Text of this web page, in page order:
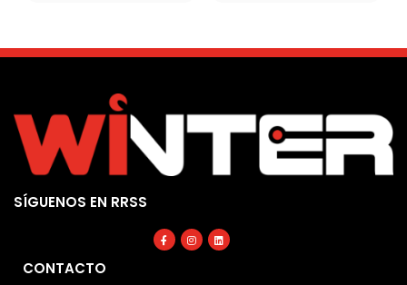
SÍGUENOS EN RRSS
Facebook-
f
Instagram
Linkedin
CONTACTO